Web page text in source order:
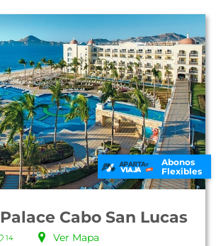
Abonos
Flexibles
Cabo San Lucas
14
Ver Mapa